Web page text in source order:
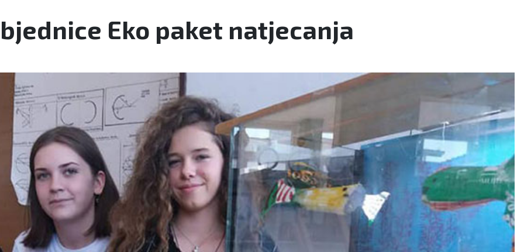
Eko paket natjecanja